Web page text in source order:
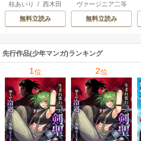
桂あいり
/西木田
景志
無料立読み
ぶ」
ヴァージニア二等
/ 蝉川夏哉
無料立読み
先行作品(少年マンガ)ランキング
1位 2位